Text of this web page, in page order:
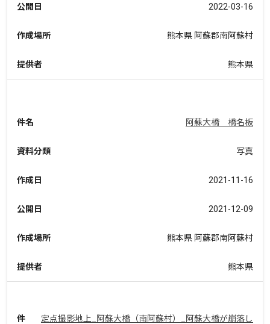
公開日 2022-03-16
作成場所 熊本県 阿蘇郡南阿蘇村
提供者 熊本県
件名 阿蘇大橋 橋名板
資料分類 写真
作成日 2021-11-16
公開日 2021-12-09
作成場所 熊本県 阿蘇郡南阿蘇村
提供者 熊本県
件
定点撮影地上_阿蘇大橋（南阿蘇村）_阿蘇大橋が崩落し